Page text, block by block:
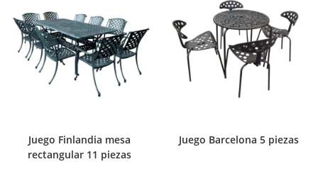
Juego Finlandia mesa
rectangular 11 piezas
Juego Barcelona 5 piezas